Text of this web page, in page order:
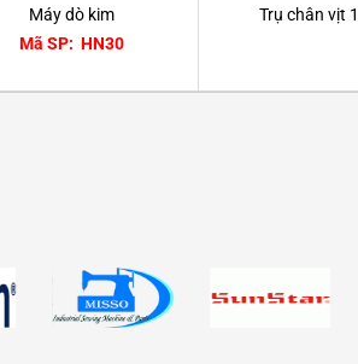
Máy dò kim
Mã SP: HN30
Trụ chân vịt